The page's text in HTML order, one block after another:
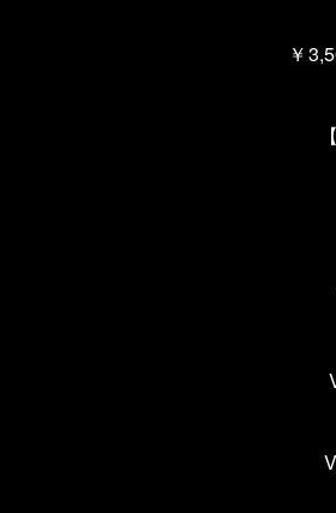
￥